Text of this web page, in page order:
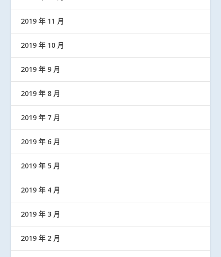
2019 年 11 月
2019 年 10 月
2019 年 9 月
2019 年 8 月
2019 年 7 月
2019 年 6 月
2019 年 5 月
2019 年 4 月
2019 年 3 月
2019 年 2 月